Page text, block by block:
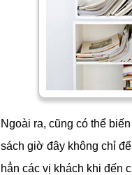
Ngoài ra, cũng có thể
sách giờ đây không chỉ
hẳn các vị khách khi đến